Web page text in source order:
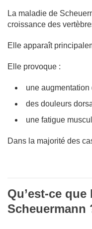
La maladie de
croissance des
Elle apparaît
Elle provoque :
une augmentation
des douleurs
une fatigue
Dans la majorité des
Qu’est-ce
Scheuermann